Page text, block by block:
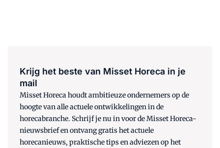
Krijg het beste van Misset Horeca in je
mail
Misset Horeca houdt ambitieuze ondernemers op de
hoogte van alle actuele ontwikkelingen in de
horecabranche. Schrijf je nu in voor de Misset Horeca-
nieuwsbrief en ontvang gratis het actuele
horecanieuws, praktische tips en adviezen op het